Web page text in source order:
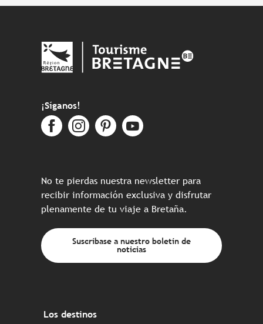
¡Síganos!
No te pierdas nuestra newsletter para
recibir información exclusiva y disfrutar
plenamente de tu viaje a Bretaña.
Suscríbase a nuestro boletín de
noticias
Los destinos